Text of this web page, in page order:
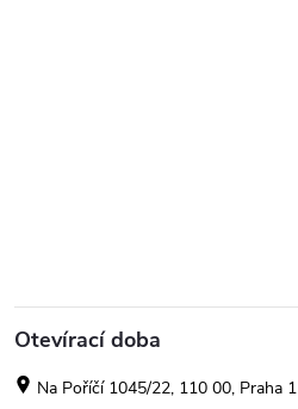
Otevírací doba
Na Poříčí 1045/22, 110 00, Praha 1